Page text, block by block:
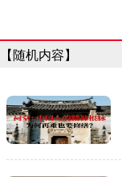
【随机内容】